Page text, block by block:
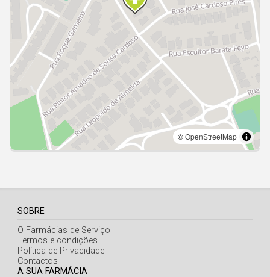
Açores
SOBRE
O Farmácias de Serviço
Termos e condições
Política de Privacidade
Contactos
A SUA FARMÁCIA